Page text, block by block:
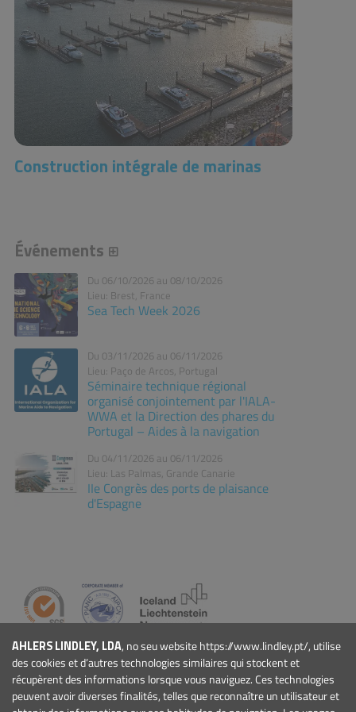
AHLERS LINDLEY, LDA, no seu website https://www.lindley.pt/, utilise
des cookies et d’autres technologies similaires qui stockent et
récupèrent des informations lorsque vous naviguez. Ces technologies
peuvent avoir diverses finalités, telles que reconnaître un utilisateur et
Construction intégrale de marinas
Événements
Du 06/10/2026 au 08/10/2026
Lieu: Brest, France
Sea Tech Week 2026
Du 03/11/2026 au 06/11/2026
Lieu: Paço de Arcos, Portugal
Séminaire technique régional
organisé conjointement par l'IALA-
WWA et la Direction des phares du
Portugal – Aides à la navigation
Du 04/11/2026 au 06/11/2026
Lieu: Las Palmas, Grande Canarie
IIe Congrès des ports de plaisance
d'Espagne
ENTREPRISE
Qui Sommes-nous
Actualités